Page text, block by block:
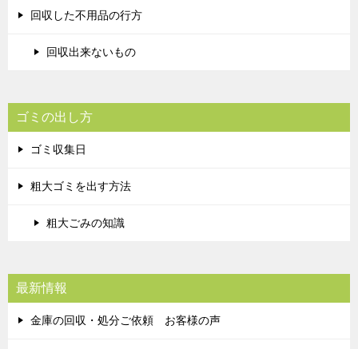
回収した不用品の行方
回収出来ないもの
ゴミの出し方
ゴミ収集日
粗大ゴミを出す方法
粗大ごみの知識
最新情報
金庫の回収・処分ご依頼 お客様の声